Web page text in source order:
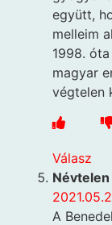
együtt,
melleim
1998.
magyar
végtelen
Válasz
Névtelen
A